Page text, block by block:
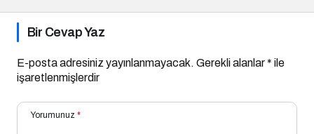
Bir Cevap Yaz
E-posta adresiniz yayınlanmayacak. Gerekli alanlar* ile
işaretlenmişlerdir
Yorumunuz *